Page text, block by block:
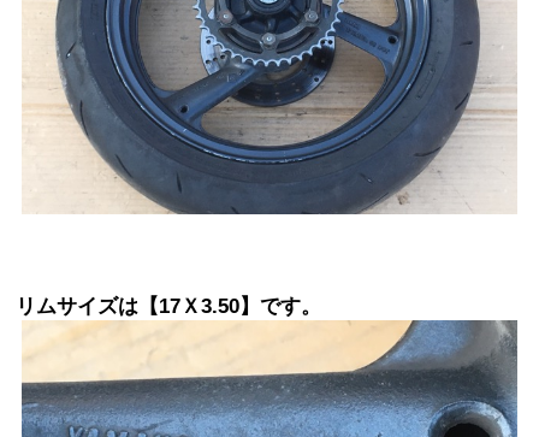
リムサイズは【17Ｘ3.50】です。